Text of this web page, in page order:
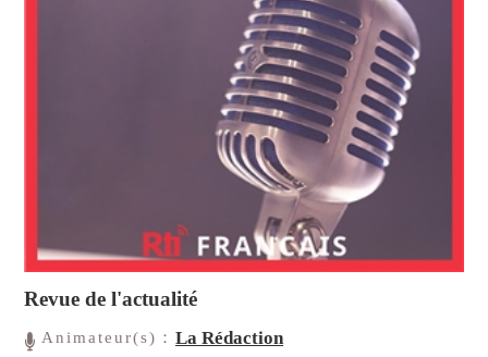
Revue de l'actualité
Animateur(s)：La Rédaction